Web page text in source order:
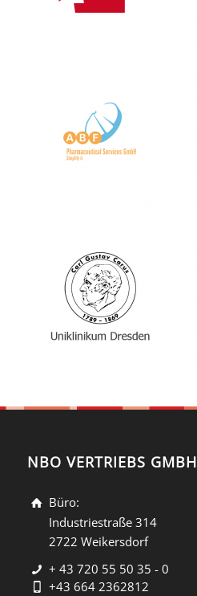
NBO VERTRIEBS GMBH
Büro:
Industriestraße 314
2722 Weikersdorf
+ 43 720 55 50 35 - 0
+43 664 2362812